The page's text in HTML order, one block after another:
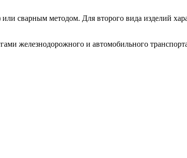
сварным методом. Для второго вида изделий
железнодорожного и автомобильного